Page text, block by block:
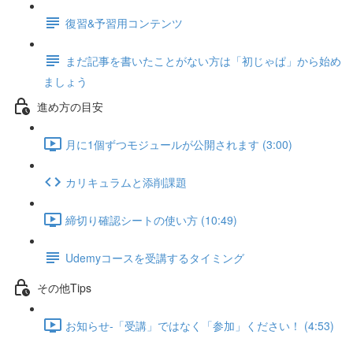
復習&予習用コンテンツ
まだ記事を書いたことがない方は「初じゃぱ」から始め
ましょう
進め方の目安
月に1個ずつモジュールが公開されます (3:00)
カリキュラムと添削課題
締切り確認シートの使い方 (10:49)
Udemyコースを受講するタイミング
その他Tips
お知らせ-「受講」ではなく「参加」ください！ (4:53)